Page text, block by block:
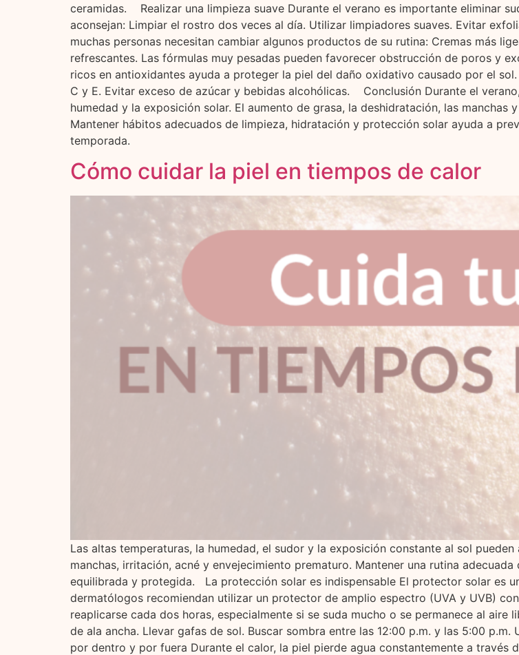
ceramidas. Realizar una limpieza suave Durante el verano es importante eliminar
aconsejan: Limpiar el rostro dos veces al día. Utilizar limpiadores suaves. Evitar
muchas personas necesitan cambiar algunos productos de su rutina: Cremas más
refrescantes. Las fórmulas muy pesadas pueden favorecer obstrucción de poros y
ricos en antioxidantes ayuda a proteger la piel del daño oxidativo causado por el
C y E. Evitar exceso de azúcar y bebidas alcohólicas. Conclusión Durante el
humedad y la exposición solar. El aumento de grasa, la deshidratación, las manchas
Mantener hábitos adecuados de limpieza, hidratación y protección solar ayuda a
temporada.
Cómo cuidar la piel en tiempos de calor
Las altas temperaturas, la humedad, el sudor y la exposición constante al sol
manchas, irritación, acné y envejecimiento prematuro. Mantener una rutina
equilibrada y protegida. La protección solar es indispensable El protector solar es
dermatólogos recomiendan utilizar un protector de amplio espectro (UVA y UVB)
reaplicarse cada dos horas, especialmente si se suda mucho o se permanece al
de ala ancha. Llevar gafas de sol. Buscar sombra entre las 12:00 p.m. y las 5:00
por dentro y por fuera Durante el calor, la piel pierde agua constantemente a través